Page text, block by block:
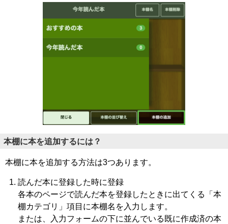
本棚に本を追加するには？
本棚に本を追加する方法は3つあります。
読んだ本に登録した時に登録
各本のページで読んだ本を登録したときに出てくる「本
棚カテゴリ」項目に本棚名を入力します。
または、入力フォームの下に並んでいる既に作成済の本